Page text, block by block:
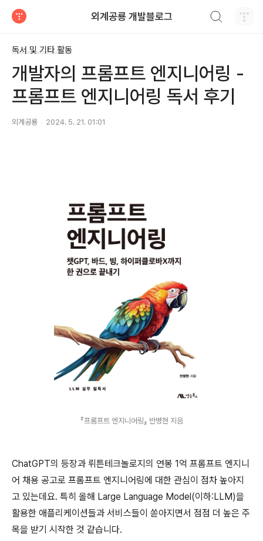
외계공룡 개발블로그
독서 및 기타 활동
개발자의 프롬프트 엔지니어링 -
프롬프트 엔지니어링 독서 후기
외계공룡 2024. 5. 21. 01:01
『프롬프트 엔지니어링』 반병현 지음
ChatGPT의 등장과 뤼튼테크놀로지의 연봉 1억 프롬프트 엔지니
어 채용 공고로 프롬프트 엔지니어링에 대한 관심이 점차 높아지
고 있는데요. 특히 올해 Large Language Model(이하:LLM)을
활용한 애플리케이션들과 서비스들이 쏟아지면서 점점 더 높은 주
목을 받기 시작한 것 같습니다.